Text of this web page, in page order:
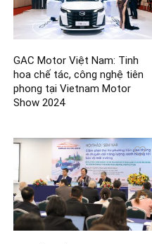
GAC Motor Việt Nam: Tinh
hoa chế tác, công nghệ tiên
phong tại Vietnam Motor
Show 2024